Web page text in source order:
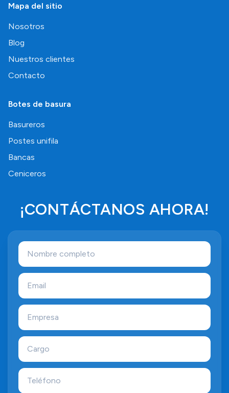
Mapa del sitio
Nosotros
Blog
Nuestros clientes
Contacto
Botes de basura
Basureros
Postes unifila
Bancas
Ceniceros
¡CONTÁCTANOS AHORA!